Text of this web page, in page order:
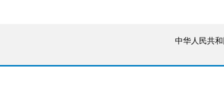
中华人民共